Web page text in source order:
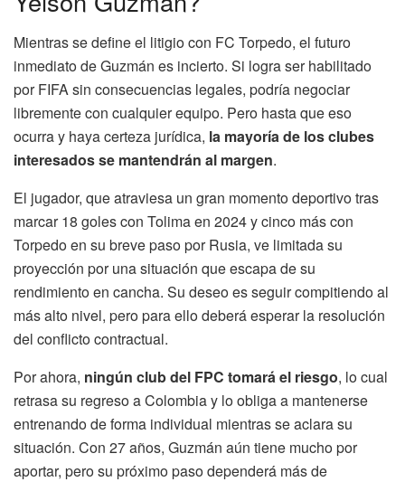
Mientras se define el litigio con FC Torpedo, el futuro
inmediato de Guzmán es incierto. Si logra ser habilitado
por FIFA sin consecuencias legales, podría negociar
libremente con cualquier equipo. Pero hasta que eso
ocurra y haya certeza jurídica, la mayoría de los clubes
interesados se mantendrán al margen.
El jugador, que atraviesa un gran momento deportivo tras
marcar 18 goles con Tolima en 2024 y cinco más con
Torpedo en su breve paso por Rusia, ve limitada su
proyección por una situación que escapa de su
rendimiento en cancha. Su deseo es seguir compitiendo al
más alto nivel, pero para ello deberá esperar la resolución
del conflicto contractual.
Por ahora, ningún club del FPC tomará el riesgo, lo cual
retrasa su regreso a Colombia y lo obliga a mantenerse
entrenando de forma individual mientras se aclara su
situación. Con 27 años, Guzmán aún tiene mucho por
aportar, pero su próximo paso dependerá más de